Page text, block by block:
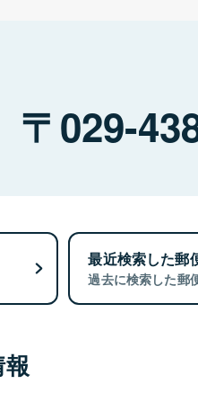
029-
最近検索した郵
過去に検索した郵